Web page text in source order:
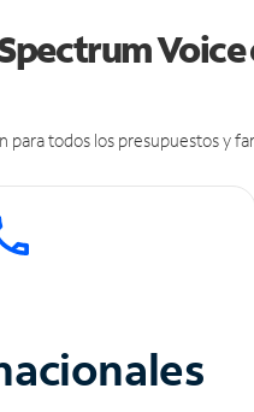
Voice
todos los presupuestos y